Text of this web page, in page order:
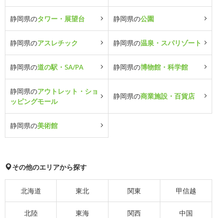
静岡県のタワー・展望台 静岡県の公園
静岡県のアスレチック 静岡県の温泉・スパリゾート
静岡県の道の駅・SA/PA 静岡県の博物館・科学館
静岡県のアウトレット・ショ
ッピングモール
静岡県の商業施設・百貨店
静岡県の美術館
その他のエリアから探す
北海道 東北 関東 甲信越
北陸 東海 関西 中国